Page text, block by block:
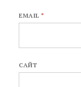
EMAIL*
САЙТ